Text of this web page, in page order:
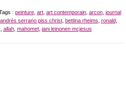
: peinture, art, art contemporain, arcon, journal
andrès serrano piss christ, bettina rheims, ronald,
, allah, mahomet, jani leinonen mcjesus